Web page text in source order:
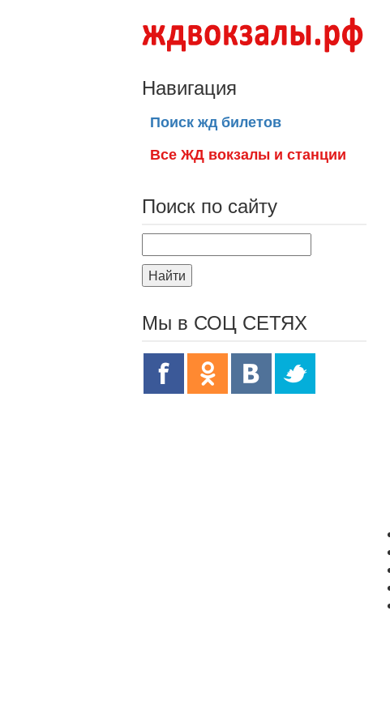
Навигация
Поиск жд билетов
Все ЖД вокзалы и станции
Поиск по сайту
Найти
Мы в СОЦ СЕТЯХ